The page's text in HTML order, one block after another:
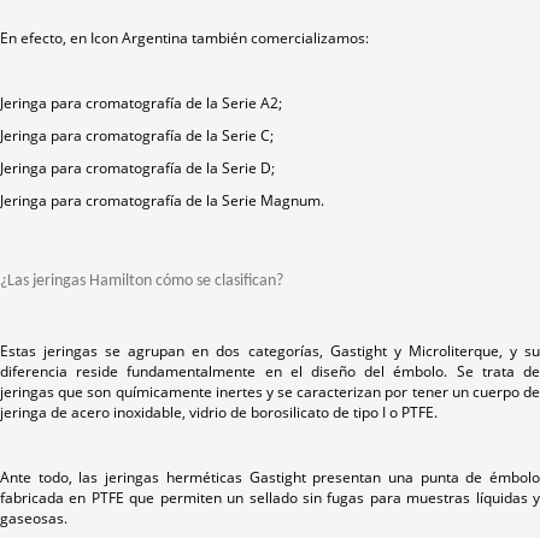
En efecto, en Icon Argentina también comercializamos:
Jeringa para cromatografía de la Serie A2;
Jeringa para cromatografía de la Serie C;
Jeringa para cromatografía de la Serie D;
Jeringa para cromatografía de la Serie Magnum.
¿Las jeringas Hamilton cómo se clasifican?
Estas jeringas se agrupan en dos categorías, Gastight y Microliterque, y su
diferencia reside fundamentalmente en el diseño del émbolo. Se trata de
jeringas que son químicamente inertes y se caracterizan por tener un cuerpo de
jeringa de acero inoxidable, vidrio de borosilicato de tipo I o PTFE.
Ante todo, las jeringas herméticas Gastight presentan una punta de émbolo
fabricada en PTFE que permiten un sellado sin fugas para muestras líquidas y
gaseosas.